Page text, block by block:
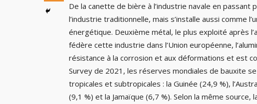
De la canette de bière à l’industrie navale en passant
l’industrie traditionnelle, mais s’installe aussi comme
énergétique. Deuxième métal, le plus exploité après
fédère cette industrie dans l’Union européenne,
résistance à la corrosion et aux déformations et est
Survey de 2021, les réserves mondiales de bauxite
tropicales et subtropicales : la Guinée (24,9 %),
(9,1 %) et la Jamaïque (6,7 %). Selon la même source,